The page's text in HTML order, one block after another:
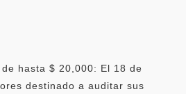
hasta $ 20,000: El 18 de
destinado a auditar sus